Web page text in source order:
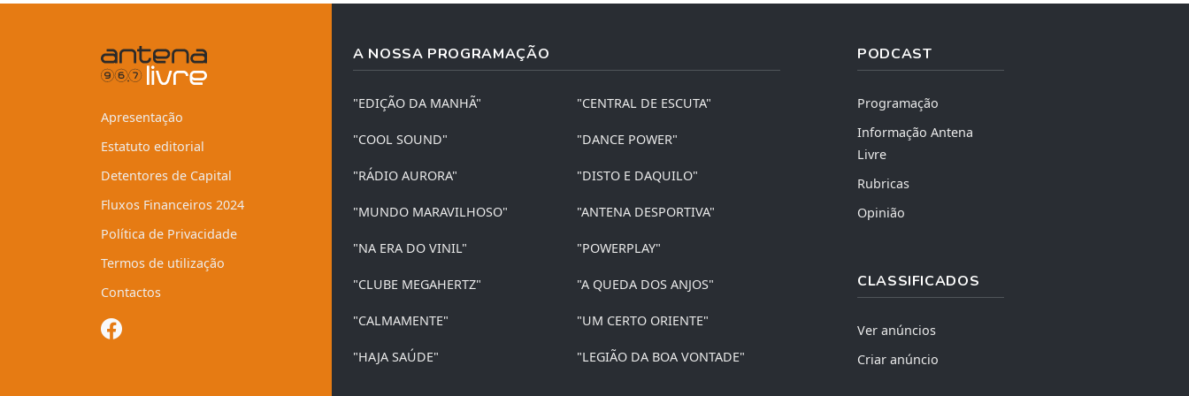
Apresentação
Estatuto editorial
Detentores de Capital
Fluxos Financeiros 2024
Política de Privacidade
Termos de utilização
Contactos
A NOSSA PROGRAMAÇÃO
"EDIÇÃO DA MANHÃ" "CENTRAL DE ESCUTA"
"COOL SOUND" "DANCE POWER"
"RÁDIO AURORA" "DISTO E DAQUILO"
"MUNDO MARAVILHOSO" "ANTENA DESPORTIVA"
"NA ERA DO VINIL" "POWERPLAY"
"CLUBE MEGAHERTZ" "A QUEDA DOS ANJOS"
"CALMAMENTE" "UM CERTO ORIENTE"
"HAJA SAÚDE" "LEGIÃO DA BOA VONTADE"
PODCAST
Programação
Informação Antena
Livre
Rubricas
Opinião
CLASSIFICADOS
Ver anúncios
Criar anúncio